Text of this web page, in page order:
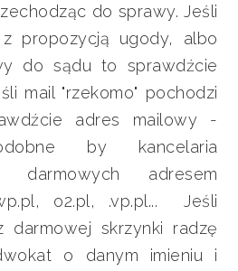
do sprawy. Jeśli
propozycją ugody, albo
do sądu to sprawdźcie
mail "rzekomo" pochodzi
adres mailowy -
by kancelaria
darmowych adresem
o2.pl, .vp.pl... Jeśli
darmowej skrzynki radzę
o danym imieniu i